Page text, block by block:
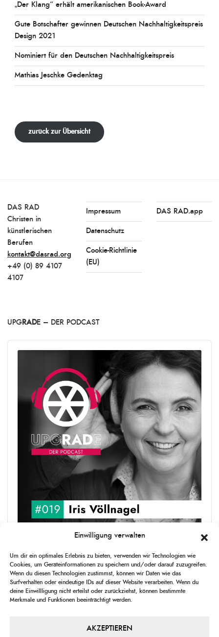
Einwilligung verwalten
Um dir ein optimales Erlebnis zu bieten, verwenden wir Technologien wie
Cookies, um Geräteinformationen zu speichern und/oder darauf zuzugreifen.
Wenn du diesen Technologien zustimmst, können wir Daten wie das
Surfverhalten oder eindeutige IDs auf dieser Website verarbeiten. Wenn du
deine Einwillligung nicht erteilst oder zurückziehst, können bestimmte
Merkmale und Funktionen beeinträchtigt werden.
AKZEPTIEREN
„Der Klang“ erhält amerikanischen Book-Award
Gute Botschafter gewinnen Deutschen Nachhaltigkeitspreis
Design 2021
Nominiert für den Deutschen Nachhaltigkeitspreis
Mathias Jeschke Gedenktag
zurück zur Übersicht
DAS RAD
Christen in
künstlerischen
Berufen
kontakt@dasrad.org
+49 (0) 89 4107
4107
Impressum
Datenschutz
Cookie-Richtlinie
(EU)
DAS RAD.app
UPG RADE – DER PODCAST
Audio
Player
Iris Völlnagel hat schon auf unterschiedlichen Kontinenten gelebt
und gearbeitet, spricht mehrere Sprachen und berichtet
leidenschaftlich gerne über das, was sie erlebt – als Journalistin,
[...]
BACKWARD
PAUSE